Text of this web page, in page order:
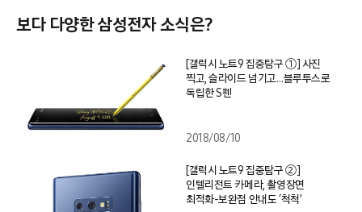
보다 다양한 삼성전자 소식은?
[갤럭시 노트9 집중탐구 ①] 사진
찍고, 슬라이드 넘기고…블루투스로
독립한 S펜
2018/08/10
[갤럭시 노트9 집중탐구 ②]
인텔리전트 카메라, 촬영장면
최적화-보완점 안내도 ‘척척’